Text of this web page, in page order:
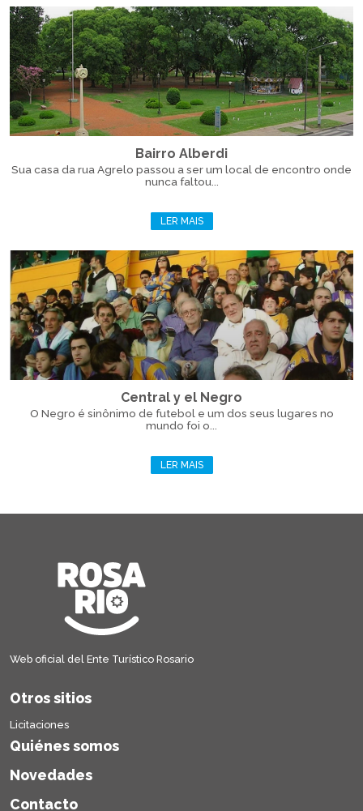
Bairro Alberdi
Sua casa da rua Agrelo passou a ser um local de encontro onde
nunca faltou...
LER MAIS
Central y el Negro
O Negro é sinônimo de futebol e um dos seus lugares no
mundo foi o...
LER MAIS
Web oficial del Ente Turístico Rosario
Otros sitios
Licitaciones
Quiénes somos
Novedades
Contacto